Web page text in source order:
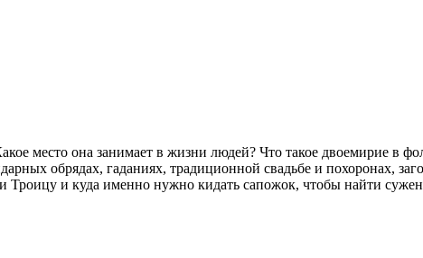
место она занимает в жизни людей? Что такое двоемирие в
обрядах, гаданиях, традиционной свадьбе и похоронах,
Троицу и куда именно нужно кидать сапожок, чтобы найти